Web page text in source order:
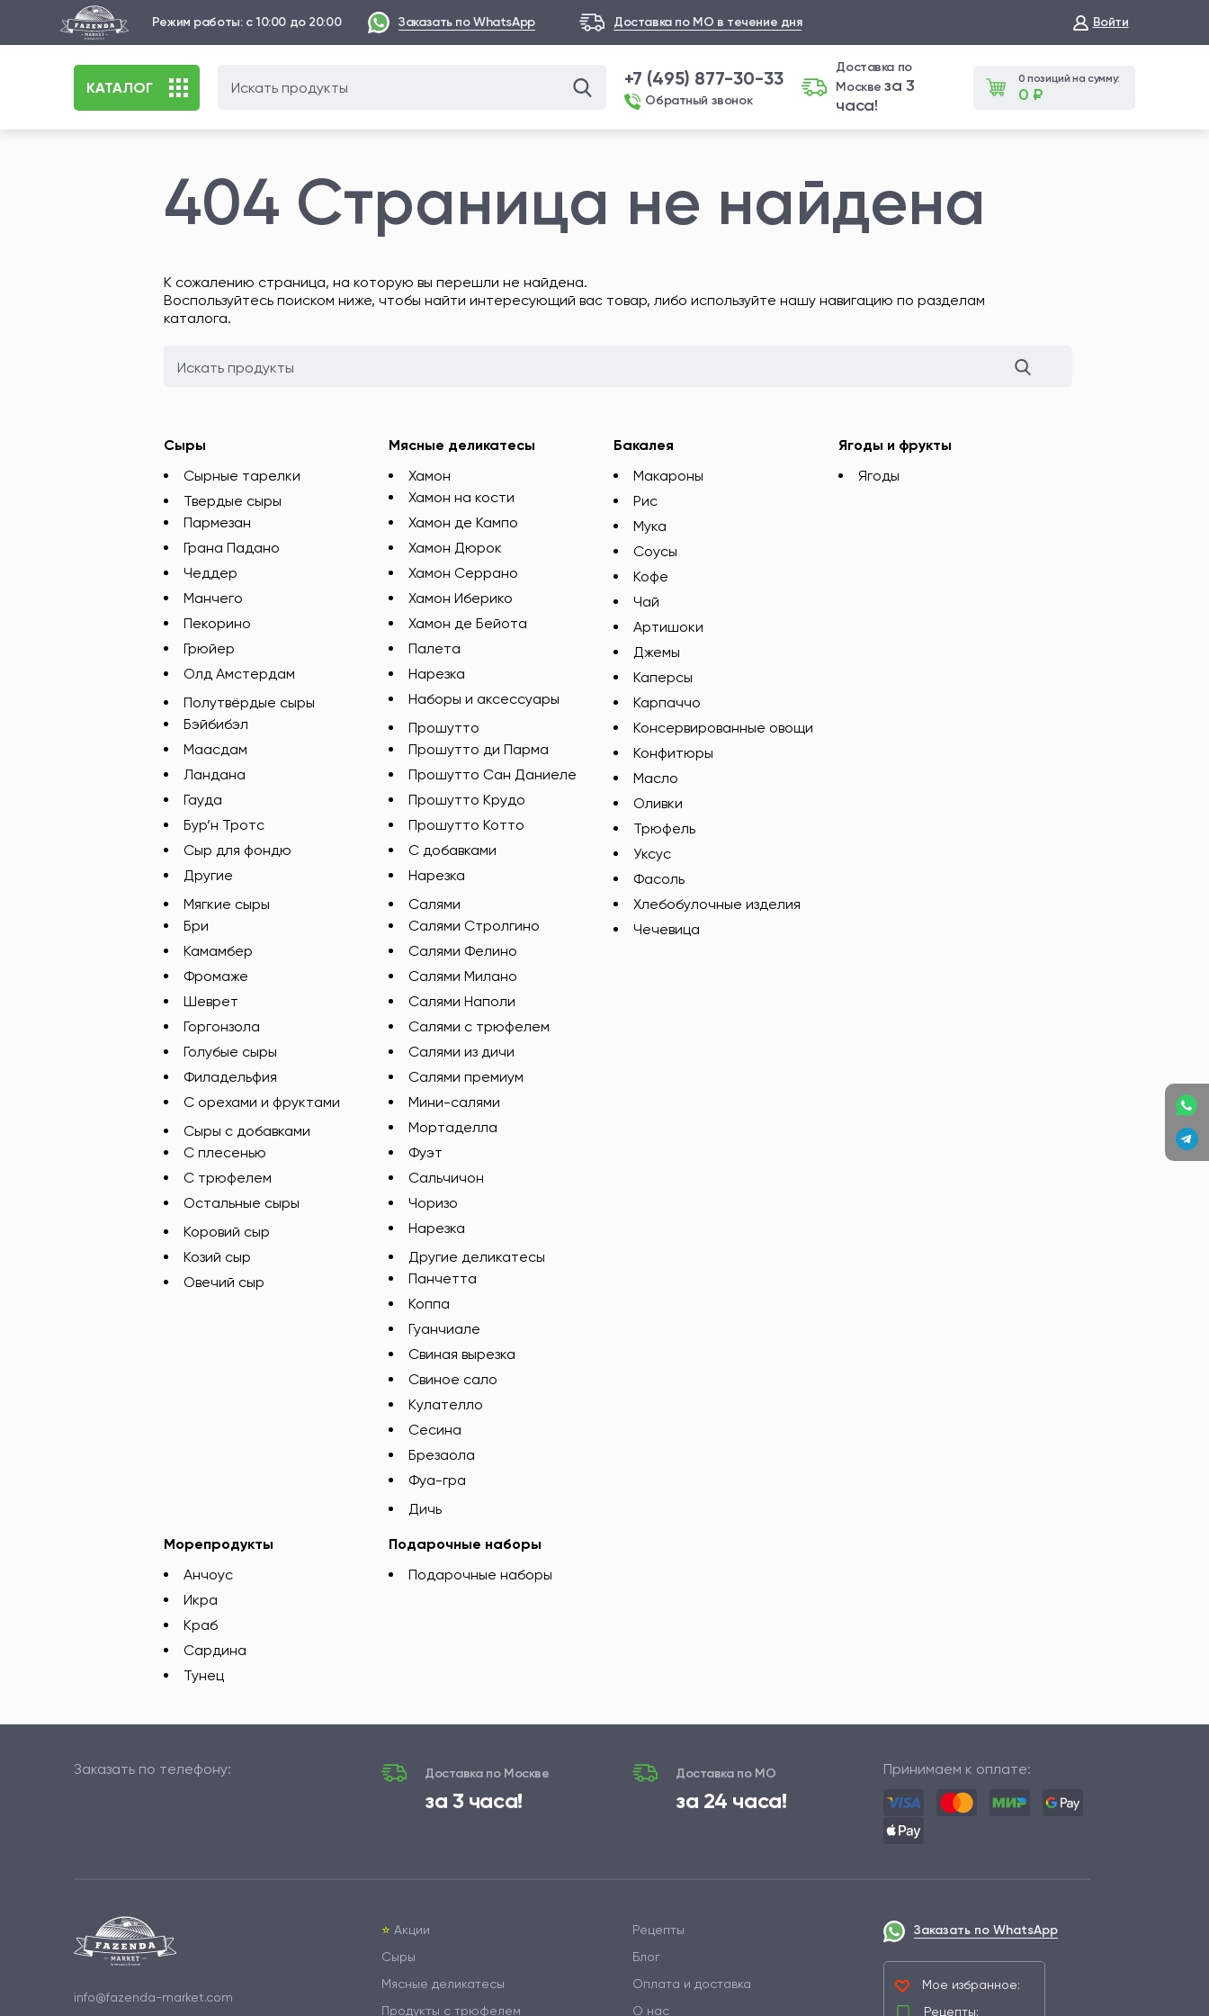
Режим работы: с 10:00 до 20:00 Заказать по WhatsApp Доставка по МО в течение дня Войти
КАТАЛОГ +7 (495) 877-30-33
Обратный звонок
Доставка по
Москвеза 3
часа!
0 позиций на сумму:
0 ₽
404 Страница не найдена
К сожалению страница, на которую вы перешли не найдена.
Воспользуйтесь поиском ниже, чтобы найти интересующий вас товар, либо используйте нашу навигацию по разделам
каталога.
Сыры
Сырные тарелки
Твердые сыры
Пармезан
Грана Падано
Чеддер
Манчего
Пекорино
Грюйер
Олд Амстердам
Полутвёрдые сыры
Бэйбибэл
Маасдам
Ландана
Гауда
Бур’н Тротс
Сыр для фондю
Другие
Мягкие сыры
Бри
Камамбер
Фромаже
Шеврет
Горгонзола
Голубые сыры
Филадельфия
С орехами и фруктами
Сыры с добавками
C плесенью
С трюфелем
Остальные сыры
Коровий сыр
Козий сыр
Овечий сыр
Мясные деликатесы
Хамон
Хамон на кости
Хамон де Кампо
Хамон Дюрок
Хамон Серрано
Хамон Иберико
Хамон де Бейота
Палета
Нарезка
Наборы и аксессуары
Прошутто
Прошутто ди Парма
Прошутто Сан Даниеле
Прошутто Крудо
Прошутто Котто
С добавками
Нарезка
Салями
Салями Стролгино
Салями Фелино
Салями Милано
Салями Наполи
Салями с трюфелем
Салями из дичи
Салями премиум
Мини-салями
Мортаделла
Фуэт
Сальчичон
Чоризо
Нарезка
Другие деликатесы
Панчетта
Коппа
Гуанчиале
Свиная вырезка
Свиное сало
Кулателло
Сесина
Брезаола
Фуа-гра
Дичь
Бакалея
Макароны
Рис
Мука
Соусы
Кофе
Чай
Артишоки
Джемы
Каперсы
Карпаччо
Консервированные овощи
Конфитюры
Масло
Оливки
Трюфель
Уксус
Фасоль
Хлебобулочные изделия
Чечевица
Ягоды и фрукты
Ягоды
Морепродукты
Анчоус
Икра
Краб
Сардина
Тунец
Подарочные наборы
Подарочные наборы
Заказать по телефону: Доставка по Москве
за 3 часа!
Доставка по МО
за 24 часа!
Принимаем к оплате:
info@fazenda-market.com
⭐️ Акции
Сыры
Мясные деликатесы
Продукты с трюфелем
Рецепты
Блог
Оплата и доставка
О нас
Заказать по WhatsApp
Мое избранное:
Рецепты: